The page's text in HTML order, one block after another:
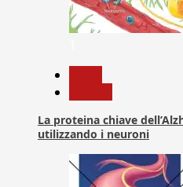
La proteina chiave
utilizzando i neuroni